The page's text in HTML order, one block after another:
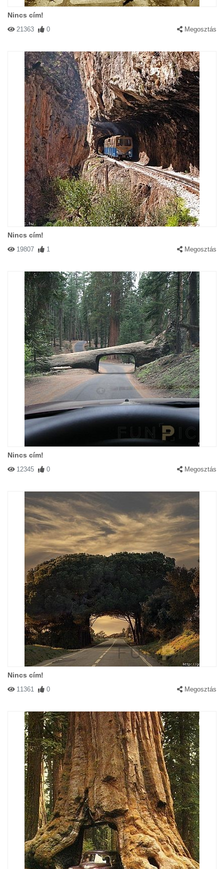
Nincs cím!
21363 0 Megosztás
Nincs cím!
19807 1 Megosztás
Nincs cím!
12345 0 Megosztás
Nincs cím!
11361 0 Megosztás